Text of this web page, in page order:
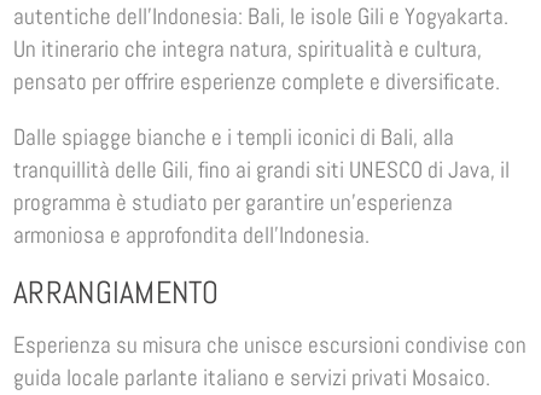
autentiche dell’Indonesia: Bali, le isole Gili e Yogyakarta.
Un itinerario che integra natura, spiritualità e cultura,
pensato per offrire esperienze complete e diversificate.
Dalle spiagge bianche e i templi iconici di Bali, alla
tranquillità delle Gili, fino ai grandi siti UNESCO di Java, il
programma è studiato per garantire un’esperienza
armoniosa e approfondita dell’Indonesia.
ARRANGIAMENTO
Esperienza su misura che unisce escursioni condivise con
guida locale parlante italiano e servizi privati Mosaico.